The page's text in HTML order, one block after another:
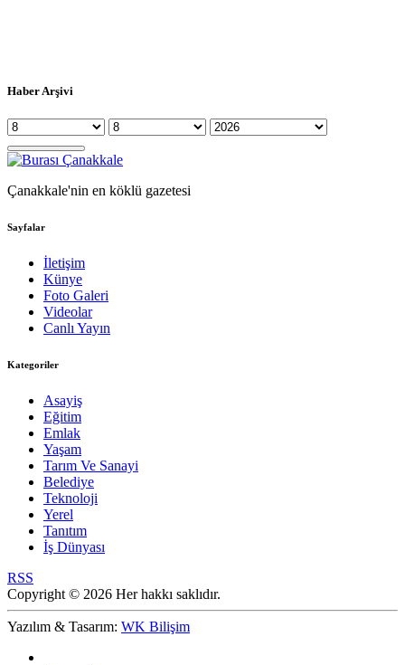
Haber Arşivi
Çanakkale'nin en köklü gazetesi
Sayfalar
İletişim
Künye
Foto Galeri
Videolar
Canlı Yayın
Kategoriler
Asayiş
Eğitim
Emlak
Yaşam
Tarım Ve Sanayi
Belediye
Teknoloji
Yerel
Tanıtım
İş Dünyası
RSS
Copyright © 2026 Her hakkı saklıdır.
Yazılım & Tasarım: WK Bilişim